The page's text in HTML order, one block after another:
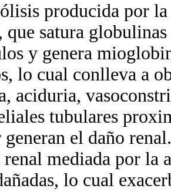
producida por
satura
y genera
lo cual conlleva a
aciduria,
tubulares
el daño
mediada por
lo cual